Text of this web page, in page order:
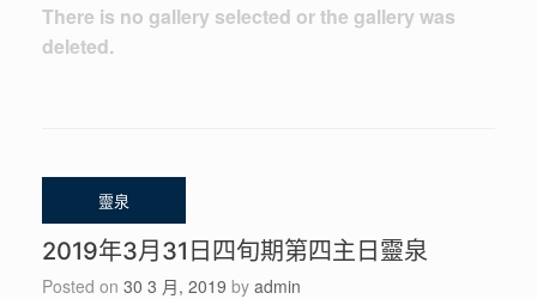
There is no gallery selected or the gallery was
deleted.
2019年3月31日四旬期第四主日靈泉
Posted on 30 3 月, 2019 by admin